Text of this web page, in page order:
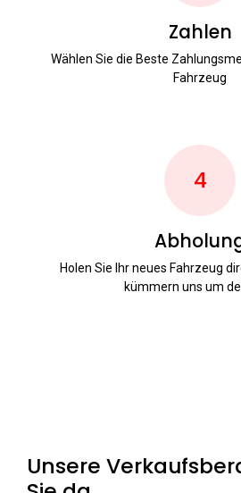
Zahlen
Wählen Sie die Beste
Fahrzeug
4
Holen Sie Ihr neues Fahrzeug
kümmern uns um
Unsere